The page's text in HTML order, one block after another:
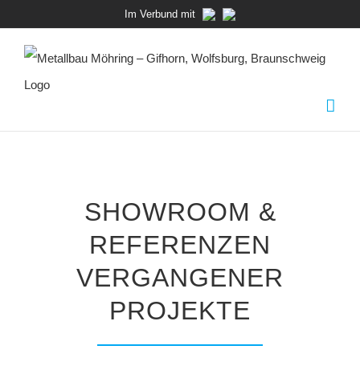
springen
Im Verbund mit
SHOWROOM &
REFERENZEN
VERGANGENER
PROJEKTE